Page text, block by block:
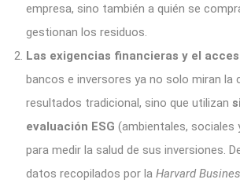
empresa, sino también a quién se
gestionan los residuos.
Las exigencias financieras y el
bancos e inversores ya no solo miran la
resultados tradicional, sino que utilizan
evaluación ESG (ambientales, sociales
para medir la salud de sus inversiones.
datos recopilados por la Harvard